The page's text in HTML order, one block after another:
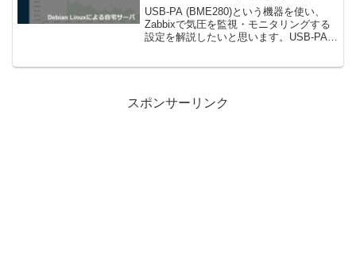
USB-PA (BME280)という機器を使い、
Zabbixで気圧を監視・モニタリングする
設定を解説したいと思います。USB-PA
スポンサーリンク